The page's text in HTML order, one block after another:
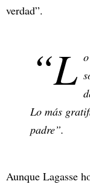
verdad”.
“L
Lo más
padre”.
Aunque Lagasse